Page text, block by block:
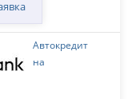
Автокредит
на